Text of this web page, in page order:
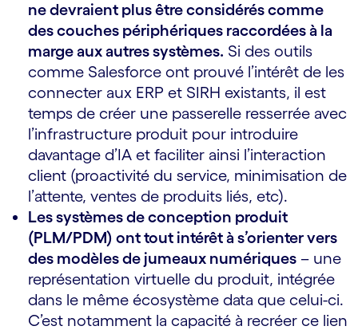
ne devraient plus être considérés comme
des couches périphériques raccordées à la
marge aux autres systèmes. Si des outils
comme Salesforce ont prouvé l’intérêt de les
connecter aux ERP et SIRH existants, il est
temps de créer une passerelle resserrée avec
l’infrastructure produit pour introduire
davantage d’IA et faciliter ainsi l’interaction
client (proactivité du service, minimisation de
l’attente, ventes de produits liés, etc).
Les systèmes de conception produit
(PLM/PDM) ont tout intérêt à s’orienter vers
des modèles de jumeaux numériques – une
représentation virtuelle du produit, intégrée
dans le même écosystème data que celui-ci.
C’est notamment la capacité à recréer ce lien